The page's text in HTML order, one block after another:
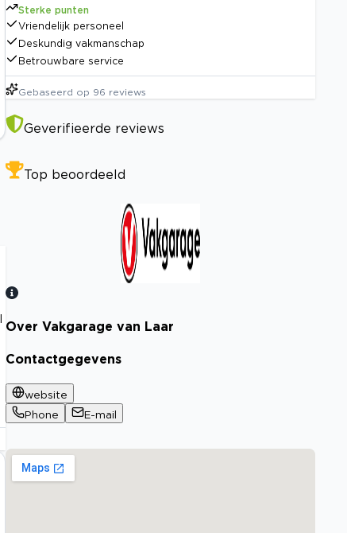
Sterke punten
Vriendelijk personeel
Deskundig vakmanschap
Betrouwbare service
Gebaseerd op 96 reviews
Geverifieerde reviews
Top beoordeeld
Bekijk certificaat
Over Vakgarage van Laar
Contactgegevens
website
Phone
E-mail